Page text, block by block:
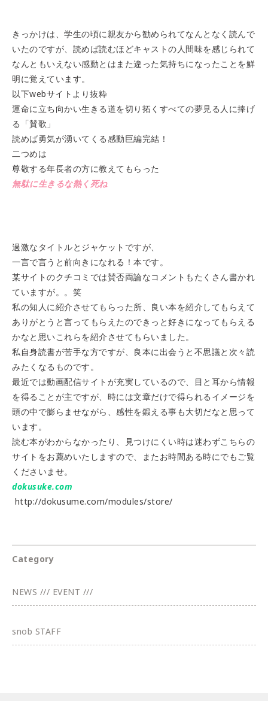
きっかけは、学生の頃に親友から勧められてなんとなく読んで
いたのですが、読めば読むほどキャストの人間味を感じられて
なんともいえない感動とはまた違った気持ちになったことを鮮
明に覚えています。
以下webサイトより抜粋
運命に立ち向かい生きる道を切り拓くすべての夢見る人に捧げ
る「賛歌」
読めば勇気が湧いてくる感動巨編完結！
二つめは
尊敬する年長者の方に教えてもらった
無駄に生きるな熱く死ね
過激なタイトルとジャケットですが、
一言で言うと前向きになれる！本です。
某サイトのクチコミでは賛否両論なコメントもたくさん書かれ
ていますが。。笑
私の知人に紹介させてもらった所、良い本を紹介してもらえて
ありがとうと言ってもらえたのできっと好きになってもらえる
かなと思いこれらを紹介させてもらいました。
私自身読書が苦手な方ですが、良本に出会うと不思議と次々読
みたくなるものです。
最近では動画配信サイトが充実しているので、目と耳から情報
を得ることが主ですが、時には文章だけで得られるイメージを
頭の中で膨らませながら、感性を鍛える事も大切だなと思って
います。
読む本がわからなかったり、見つけにくい時は迷わずこちらの
サイトをお薦めいたしますので、またお時間ある時にでもご覧
くださいませ。
dokusuke.com
http://dokusume.com/modules/store/
Category
NEWS /// EVENT ///
snob STAFF